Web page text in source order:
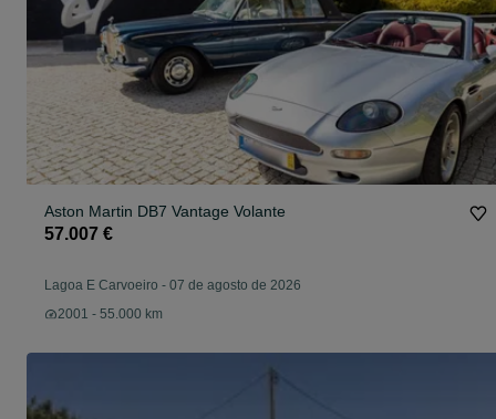
Aston Martin DB7 Vantage Volante
57.007 €
Lagoa E Carvoeiro - 07 de agosto de 2026
2001 - 55.000 km